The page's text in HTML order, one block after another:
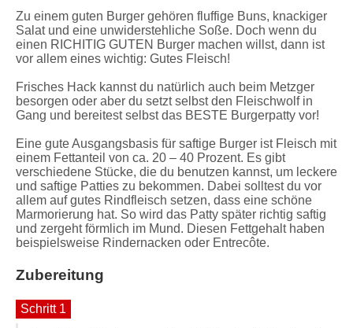
Zu einem guten Burger gehören fluffige Buns, knackiger
Salat und eine unwiderstehliche Soße. Doch wenn du
einen RICHITIG GUTEN Burger machen willst, dann ist
vor allem eines wichtig: Gutes Fleisch!
Frisches Hack kannst du natürlich auch beim Metzger
besorgen oder aber du setzt selbst den Fleischwolf in
Gang und bereitest selbst das BESTE Burgerpatty vor!
Eine gute Ausgangsbasis für saftige Burger ist Fleisch mit
einem Fettanteil von ca. 20 – 40 Prozent. Es gibt
verschiedene Stücke, die du benutzen kannst, um leckere
und saftige Patties zu bekommen. Dabei solltest du vor
allem auf gutes Rindfleisch setzen, dass eine schöne
Marmorierung hat. So wird das Patty später richtig saftig
und zergeht förmlich im Mund. Diesen Fettgehalt haben
beispielsweise Rindernacken oder Entrecôte.
Zubereitung
Schritt 1